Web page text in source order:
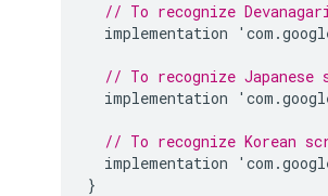
// To recognize
implementation
' com .
// To recognize Japanese
implementation
' com .
// To recognize Korean
implementation
' com .
}